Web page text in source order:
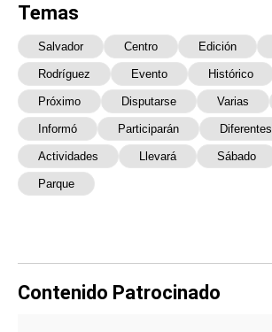
Temas
Salvador Centro Edición
Rodríguez Evento Histórico
Próximo Disputarse Varias
Informó Participarán Diferentes
Actividades Llevará Sábado
Parque
Contenido Patrocinado